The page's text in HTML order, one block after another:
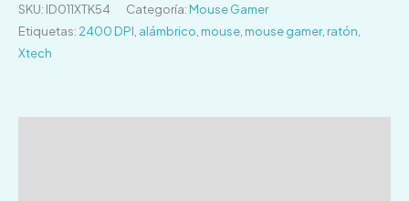
SKU: ID011XTK54 Categoría: Mouse Gamer
Etiquetas: 2400 DPI alámbrico mouse mouse gamer, ratón
Xtech